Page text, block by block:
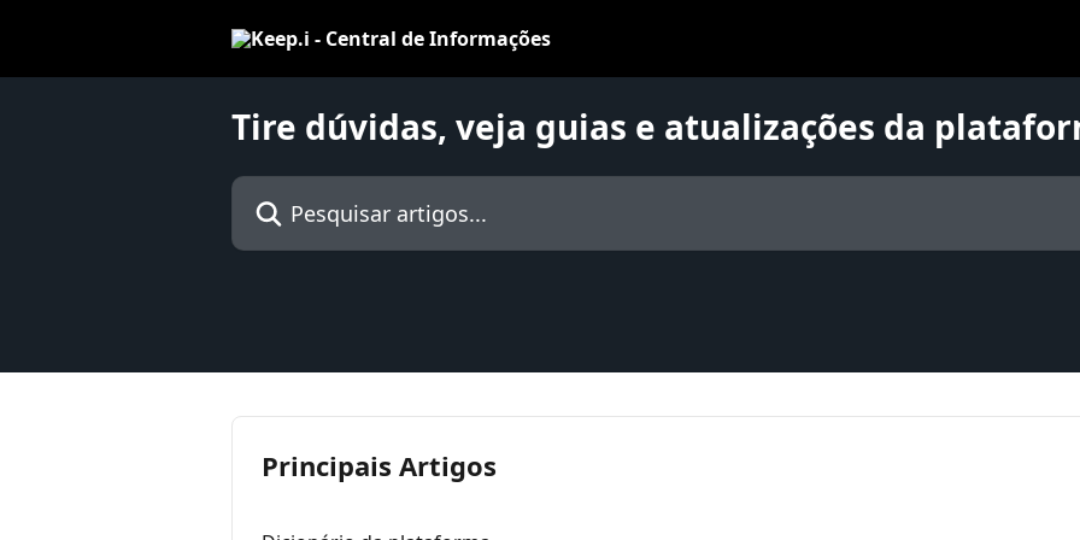
Tire dúvidas, veja guias e atualizações da
Pesquisar artigos...
Principais Artigos